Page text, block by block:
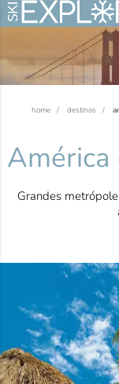
home destinos
Grandes